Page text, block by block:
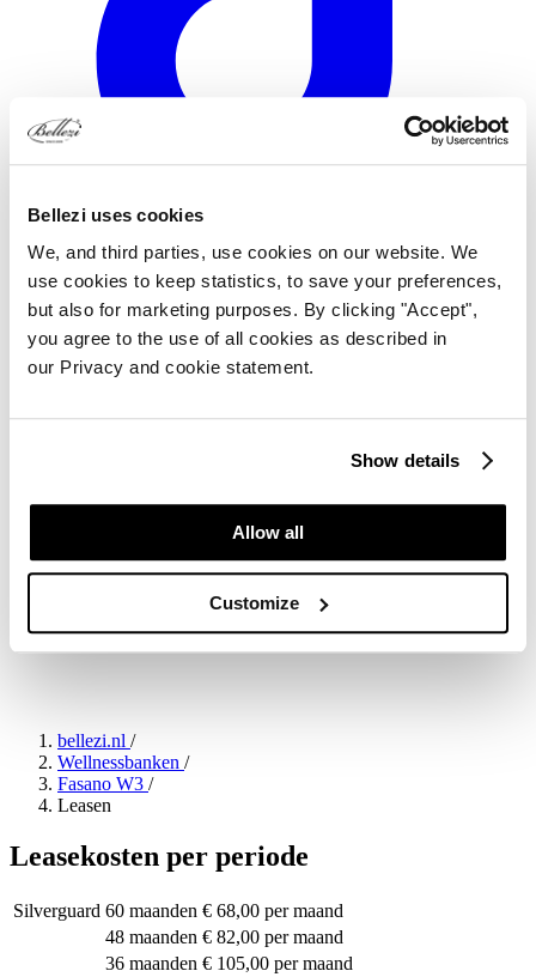
Bellezi uses cookies
We, and third parties, use cookies on our website. We
use cookies to keep statistics, to save your preferences,
but also for marketing purposes. By clicking "Accept",
you agree to the use of all cookies as described in
our Privacy and cookie statement.
Show details
Allow all
Customize
YouTube
bellezi.nl /
Wellnessbanken /
Fasano W3 /
Leasen
Leasekosten per periode
Silverguard 60 maanden € 68,00 per maand
48 maanden € 82,00 per maand
36 maanden € 105,00 per maand